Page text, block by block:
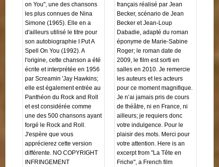
on You", une des chansons
les plus connues de Nina
Simone (1965). Elle en a
d'ailleurs utilisé le titre pour
son autobiographie I Put A
Spell On You (1992). A
l'origine, cette chanson a été
écrite et interprétée en 1956
par Screamin 'Jay Hawkins;
elle est également entrée au
Panthéon du Rock and Roll
et est considérée comme
une des 500 chansons ayant
forgé le Rock and Roll.
J'espère que vous
apprécierez cette version
différente. NO COPYRIGHT
INFRINGEMENT
français réalisé par Jean
Becker, scénario de Jean
Becker et Jean-Loup
Dabadie, adapté du roman
éponyme de Marie-Sabine
Roger; le roman date de
2009, le film est sorti en
salles en 2010. Je remercie
les auteurs et les acteurs
pour ce moment magnifique.
Je n’ai jamais pris de cours
de théâtre, ni en France, ni
ailleurs; je requiers donc
votre indulgence. Pour le
plaisir des mots. Merci pour
votre attention. Here is an
excerpt from "La Tête en
Friche", a French film